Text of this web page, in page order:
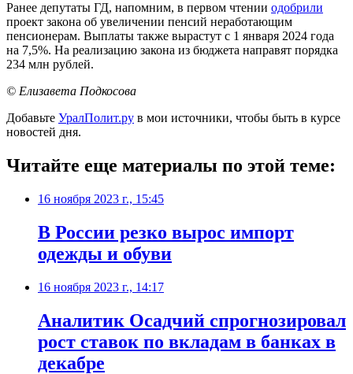
Ранее депутаты ГД, напомним, в первом чтении одобрили
проект закона об увеличении пенсий неработающим
пенсионерам. Выплаты также вырастут с 1 января 2024 года
на 7,5%. На реализацию закона из бюджета направят порядка
234 млн рублей.
© Елизавета Подкосова
Добавьте УралПолит.ру в мои источники, чтобы быть в курсе
новостей дня.
Читайте еще материалы по этой теме:
16 ноября 2023 г., 15:45
В России резко вырос импорт
одежды и обуви
16 ноября 2023 г., 14:17
Аналитик Осадчий спрогнозировал
рост ставок по вкладам в банках в
декабре